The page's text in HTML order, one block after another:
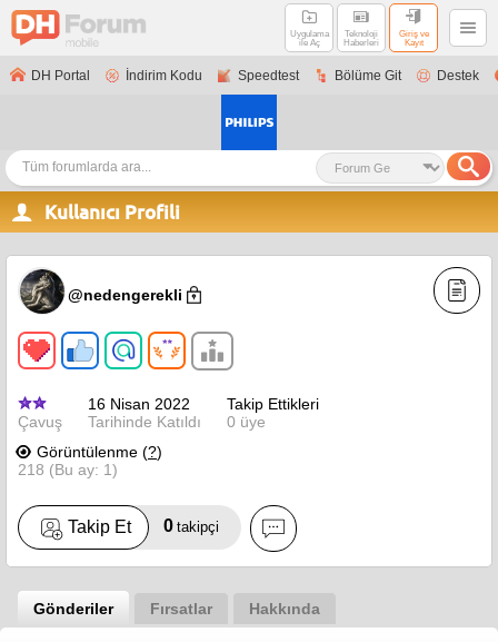
Uygulama
ile Aç
Teknoloji
Haberleri
Giriş ve
Kayıt
DH Portal İndirim Kodu Speedtest Bölüme Git Destek
Kullanıcı Profili
@nedengerekli
Çavuş
16 Nisan 2022
Tarihinde Katıldı
Takip Ettikleri
0 üye
Görüntülenme (?)
218 (Bu ay: 1)
Takip Et 0 takipçi
Gönderiler Fırsatlar Hakkında